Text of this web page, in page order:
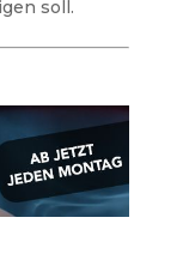
soll.